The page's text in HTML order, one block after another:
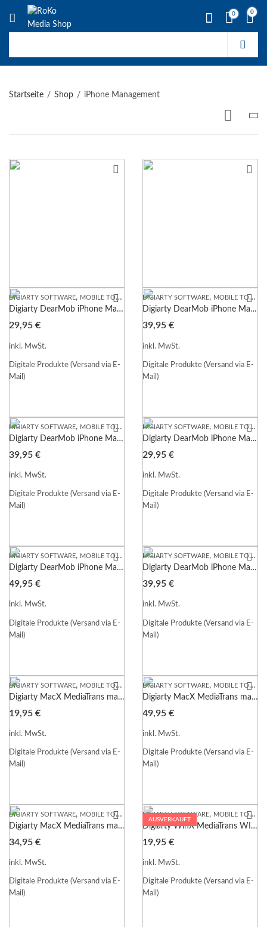
0 0
Startseite Shop iPhone Management
DIGIARTY SOFTWARE, MOBILE TOOLS
Digiarty DearMob iPhone Manager macOS 1 Jahr Lizenz Garantie Download
29,95 €
inkl. MwSt.
Digitale Produkte (Versand via E-
Mail)
DIGIARTY SOFTWARE, MOBILE TOOLS
Digiarty DearMob iPhone Manager macOS lebenslange Lizenz für 2-5 PC Download
39,95 €
inkl. MwSt.
Digitale Produkte (Versand via E-
Mail)
DIGIARTY SOFTWARE, MOBILE TOOLS
Digiarty DearMob iPhone Manager macOS lebenslange Lizenz Garantie Download
39,95 €
inkl. MwSt.
Digitale Produkte (Versand via E-
Mail)
DIGIARTY SOFTWARE, MOBILE TOOLS
Digiarty DearMob iPhone Manager WIN 1 Jahr Lizenz Garantie Download
29,95 €
inkl. MwSt.
Digitale Produkte (Versand via E-
Mail)
DIGIARTY SOFTWARE, MOBILE TOOLS
Digiarty DearMob iPhone Manager WIN lebenslange Lizenz für 2-5 PC Garantie Download
49,95 €
inkl. MwSt.
Digitale Produkte (Versand via E-
Mail)
DIGIARTY SOFTWARE, MOBILE TOOLS
Digiarty DearMob iPhone Manager WIN lebenslange Lizenz Garantie Download
39,95 €
inkl. MwSt.
Digitale Produkte (Versand via E-
Mail)
DIGIARTY SOFTWARE, MOBILE TOOLS
Digiarty MacX MediaTrans macOS 1 Jahr Lizenz Garantie Download
19,95 €
inkl. MwSt.
Digitale Produkte (Versand via E-
Mail)
DIGIARTY SOFTWARE, MOBILE TOOLS
Digiarty MacX MediaTrans macOS lebenslange Familien Lizenz 3 PC Garantie Download
49,95 €
inkl. MwSt.
Digitale Produkte (Versand via E-
Mail)
DIGIARTY SOFTWARE, MOBILE TOOLS
Digiarty MacX MediaTrans macOS lebenslange Lizenz Garantie Download
34,95 €
inkl. MwSt.
Digitale Produkte (Versand via E-
Mail)
DIGIARTY SOFTWARE, MOBILE TOOLS
Digiarty WinX MediaTrans WIN 1 Jahr für 3 PC Garantie Download
19,95 €
inkl. MwSt.
Digitale Produkte (Versand via E-
Mail)
AUSVERKAUFT